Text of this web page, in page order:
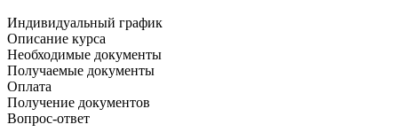
Индивидуальный график
Описание курса
Необходимые документы
Получаемые документы
Оплата
Получение документов
Вопрос-ответ